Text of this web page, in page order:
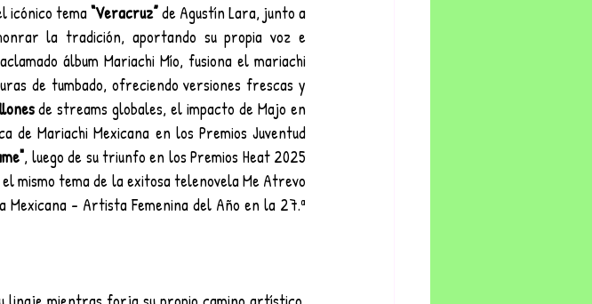
icónico tema “Veracruz” de Agustín Lara, junto a
la tradición, aportando su propia voz e
álbum Mariachi Mío, fusiona el mariachi
de tumbado, ofreciendo versiones frescas y
de streams globales, el impacto de Majo en
de Mariachi Mexicana en los Premios Juventud
, luego de su triunfo en los Premios Heat 2025
mismo tema de la exitosa telenovela Me Atrevo
Mexicana - Artista Femenina del Año en la 27.ª